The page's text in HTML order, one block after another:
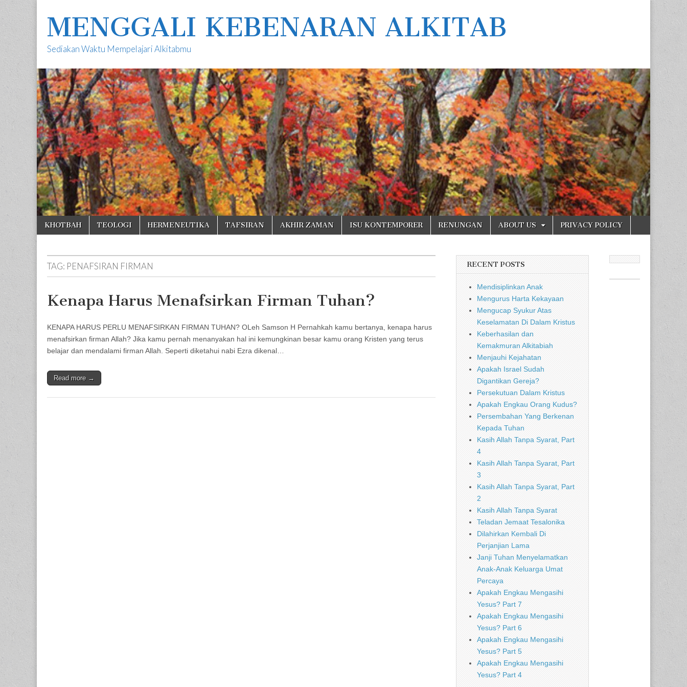
MENGGALI KEBENARAN ALKITAB
Sediakan Waktu Mempelajari Alkitabmu
Main
menu
Skip
KHOTBAH TEOLOGI HERMENEUTIKA TAFSIRAN AKHIR ZAMAN ISU KONTEMPORER RENUNGAN ABOUT US PRIVACY POLICY
TAG: PENAFSIRAN FIRMAN
Kenapa Harus Menafsirkan Firman Tuhan?
KENAPA HARUS PERLU MENAFSIRKAN FIRMAN TUHAN? OLeh Samson H Pernahkah kamu bertanya, kenapa harus
menafsirkan firman Allah? Jika kamu pernah menanyakan hal ini kemungkinan besar kamu orang Kristen yang terus
belajar dan mendalami firman Allah. Seperti diketahui nabi Ezra dikenal…
Read more →
RECENT POSTS
Mendisiplinkan Anak
Mengurus Harta Kekayaan
Mengucap Syukur Atas
Keselamatan Di Dalam Kristus
Keberhasilan dan
Kemakmuran Alkitabiah
Menjauhi Kejahatan
Apakah Israel Sudah
Digantikan Gereja?
Persekutuan Dalam Kristus
Apakah Engkau Orang Kudus?
Persembahan Yang Berkenan
Kepada Tuhan
Kasih Allah Tanpa Syarat, Part
4
Kasih Allah Tanpa Syarat, Part
3
Kasih Allah Tanpa Syarat, Part
2
Kasih Allah Tanpa Syarat
Teladan Jemaat Tesalonika
Dilahirkan Kembali Di
Perjanjian Lama
Janji Tuhan Menyelamatkan
Anak-Anak Keluarga Umat
Percaya
Apakah Engkau Mengasihi
Yesus? Part 7
Apakah Engkau Mengasihi
Yesus? Part 6
Apakah Engkau Mengasihi
Yesus? Part 5
Apakah Engkau Mengasihi
Yesus? Part 4